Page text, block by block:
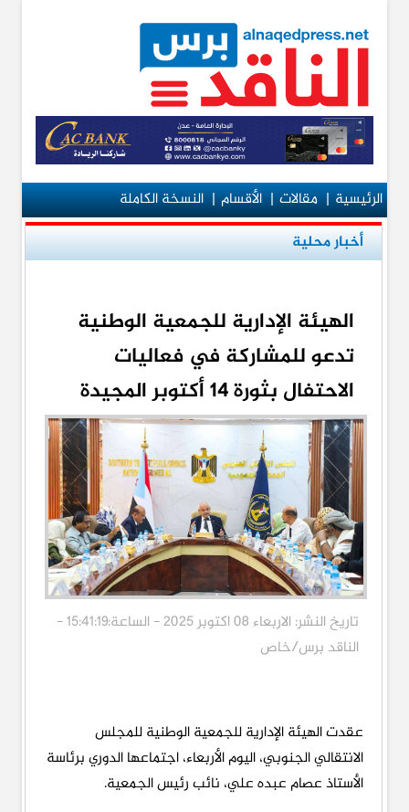
الرئيسية|مقالات|الأقسام|النسخة الكاملة
أخبار محلية
الهيئة الإدارية للجمعية الوطنية
تدعو للمشاركة في فعاليات
الاحتفال بثورة 14 أكتوبر المجيدة
تاريخ النشر: الاربعاء 08 اكتوبر 2025 - الساعة:15:41:19 -
الناقد برس/خاص
عقدت الهيئة الإدارية للجمعية الوطنية للمجلس
الانتقالي الجنوبي، اليوم الأربعاء، اجتماعها الدوري برئاسة
الأستاذ عصام عبده علي، نائب رئيس الجمعية.